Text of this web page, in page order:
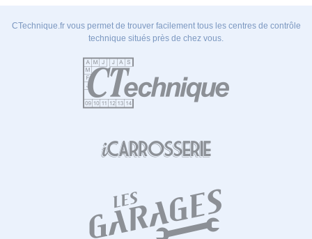
CTechnique.fr vous permet de trouver facilement tous les centres de contrôle
technique situés près de chez vous.